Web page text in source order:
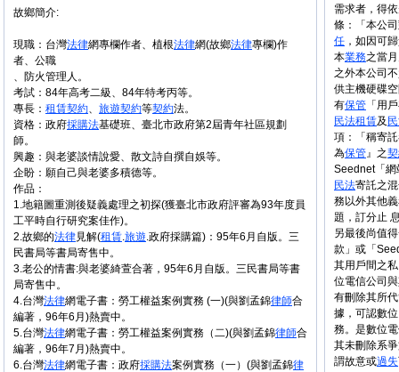
故鄉簡介:
現職：台灣法律網專欄作者、植根法律網(故鄉法律專欄)作
者、公職
、防火管理人。
考試：84年高考二級、84年特考丙等。
專長： 租賃契約、 旅遊契約等契約法。
資格：政府採購法基礎班、臺北市政府第2屆青年社區規劃
師。
興趣：與老婆談情說愛、散文詩自撰自娛等。
企盼：願自己與老婆多積德等。
作品：
1.地籍圖重測後疑義處理之初探(獲臺北市政府評審為93年度員
工平時自行研究案佳作)。
2.故鄉的法律見解(租賃.旅遊.政府採購篇)：95年6月自版。三
民書局等書局寄售中。
3.老公的情書:與老婆綺萱合著，95年6月自版。三民書局等書
局寄售中。
4.台灣法律網電子書：勞工權益案例實務 (一)(與劉孟錦律師合
編著，96年6月)熱賣中。
5.台灣法律網電子書：勞工權益案例實務（二)(與劉孟錦律師合
編著，96年7月)熱賣中。
6.台灣法律網電子書：政府採購法案例實務（一）(與劉孟錦律
需求者，得
條：「本公
任 ，如因可
本業務之當
之外本公司
供主機硬碟
有保管 「用
民法租賃及
項：「稱寄
為保管』之
Seednet「網
民法寄託之
務以外其他
題，訂分止
另最後尚值
款」或「
其用戶間之
位電信公司
有刪除其所
據，可認數
務。是數位
其未刪除系
謂故意或過失